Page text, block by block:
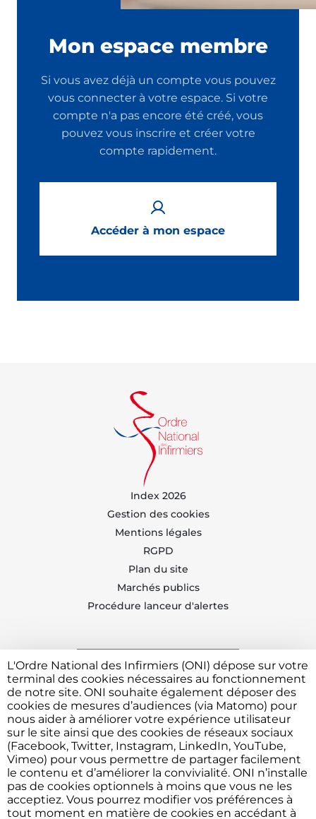
Mon espace membre
Si vous avez déjà un compte vous pouvez
vous connecter à votre espace. Si votre
compte n'a pas encore été créé, vous
pouvez vous inscrire et créer votre
compte rapidement.
Accéder à mon espace
Index 2026
Gestion des cookies
Mentions légales
RGPD
Plan du site
Marchés publics
Procédure lanceur d'alertes
Trouvez votre CDOI
Contacter l'ONI
Vous avez besoin de déposer une plainte ou faire un
signalement devant l'Ordre ?Cliquez ici
L'Ordre National des Infirmiers (ONI) dépose sur votre
terminal des cookies nécessaires au fonctionnement
de notre site. ONI souhaite également déposer des
cookies de mesures d’audiences (via Matomo) pour
nous aider à améliorer votre expérience utilisateur
sur le site ainsi que des cookies de réseaux sociaux
(Facebook, Twitter, Instagram, LinkedIn, YouTube,
Vimeo) pour vous permettre de partager facilement
le contenu et d’améliorer la convivialité. ONI n’installe
pas de cookies optionnels à moins que vous ne les
acceptiez. Vous pourrez modifier vos préférences à
tout moment en matière de cookies en accédant à